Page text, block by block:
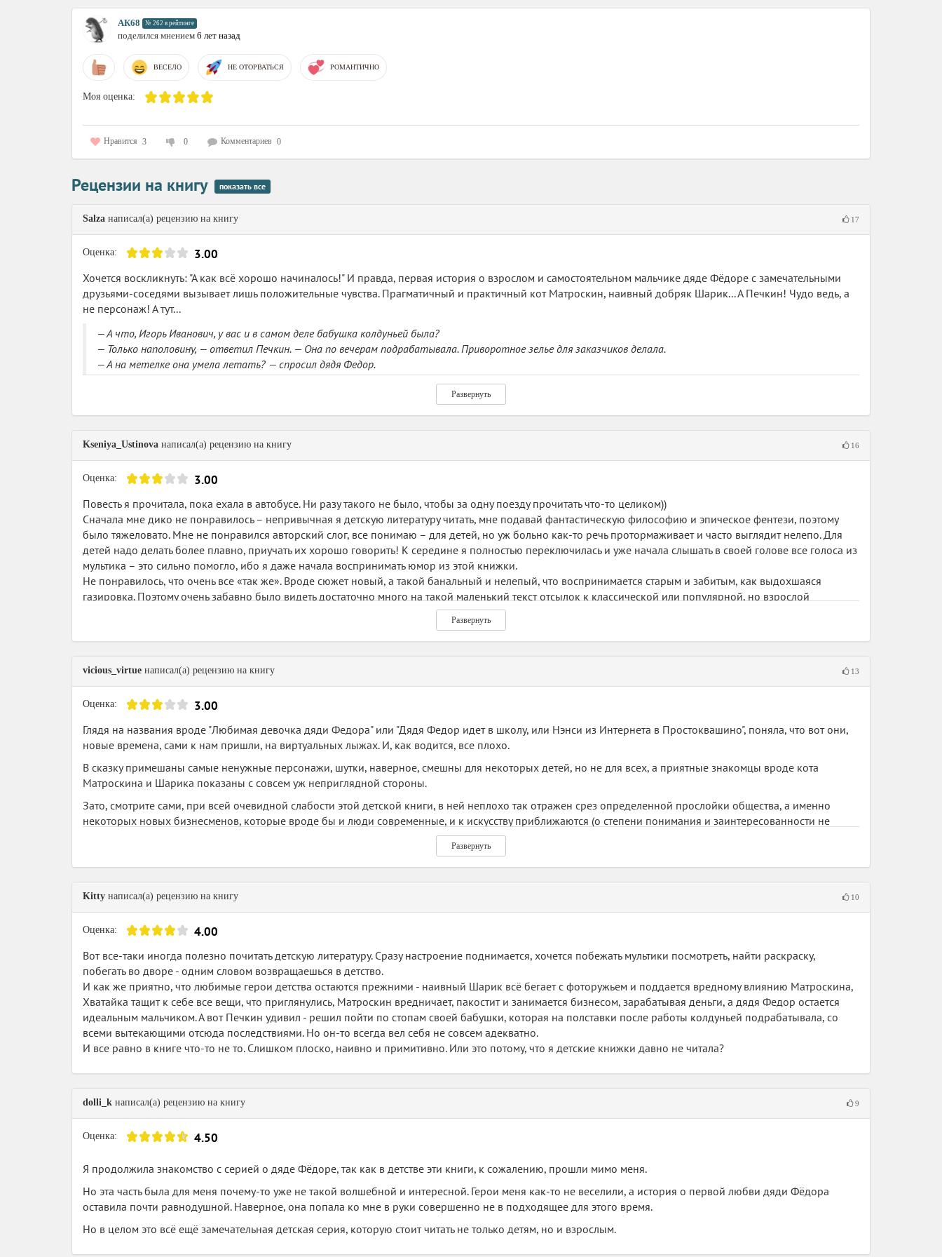
АК68 № 262 в рейтинге
поделился мнением 6 лет назад
ВЕСЕЛО НЕ ОТОРВАТЬСЯ РОМАНТИЧНО
Моя оценка:
Нравится 3 0 Комментариев 0
Рецензии на книгу показать все
Salza написал(а) рецензию на книгу 17
Оценка: 3.00
Хочется воскликнуть: "А как всё хорошо начиналось!" И правда, первая история о взрослом и самостоятельном мальчике дяде Фёдоре с замечательными
друзьями-соседями вызывает лишь положительные чувства. Прагматичный и практичный кот Матроскин, наивный добряк Шарик... А Печкин! Чудо ведь, а
не персонаж! А тут...
— А что, Игорь Иванович, у вас и в самом деле бабушка колдуньей была?
— Только наполовину, — ответил Печкин. — Она по вечерам подрабатывала. Приворотное зелье для заказчиков делала.
— А на метелке она умела летать? — спросил дядя Федор.
— Умела, — ответил Печкин. — Как же без этого. Но она редко летала. Только когда на партсобрания опаздывала. И летала она кое-как, плохо. Как ворона с
Представили себе Печкина, который сушит всякие травки и готовит отвары-привороты-отвороты? Нет? Вот и у меня не получилось.
Нет, конечно юмор тоже был. Простой и всем доступный юмор. Но мне его было маловато.
Я вот, когда молодой был, до пенсии, я в продавщицу Лиду Урусову пять раз влюблялся. Как товар хороший завозили.
Видимо, мне хотелось такого же юмора, как комарики в книге, чтоб точно устоять не удалось))
На комаров в этом году был большой урожай. Такие комары летали, что их можно было палкой сбивать, в корзину собирать и кур ими откармливать.
Когда на Печкина восемь комаров село, он упал.
Прочитано в рамках игрыШкольная вселенная .
Развернуть
Kseniya_Ustinova написал(а) рецензию на книгу 16
Оценка: 3.00
Повесть я прочитала, пока ехала в автобусе. Ни разу такого не было, чтобы за одну поезду прочитать что-то целиком))
Сначала мне дико не понравилось – непривычная я детскую литературу читать, мне подавай фантастическую философию и эпическое фентези, поэтому
было тяжеловато. Мне не понравился авторский слог, все понимаю – для детей, но уж больно как-то речь протормаживает и часто выглядит нелепо. Для
детей надо делать более плавно, приучать их хорошо говорить! К середине я полностью переключилась и уже начала слышать в своей голове все голоса из
мультика – это сильно помогло, ибо я даже начала воспринимать юмор из этой книжки.
Не понравилось, что очень все «так же». Вроде сюжет новый, а такой банальный и нелепый, что воспринимается старым и забитым, как выдохшаяся
газировка. Поэтому очень забавно было видеть достаточно много на такой маленький текст отсылок к классической или популярной, но взрослой
Развернуть
vicious_virtue написал(а) рецензию на книгу 13
Оценка: 3.00
Глядя на названия вроде "Любимая девочка дяди Федора" или "Дядя Федор идет в школу, или Нэнси из Интернета в Простоквашино", поняла, что вот они,
новые времена, сами к нам пришли, на виртуальных лыжах. И, как водится, все плохо.
В сказку примешаны самые ненужные персонажи, шутки, наверное, смешны для некоторых детей, но не для всех, а приятные знакомцы вроде кота
Матроскина и Шарика показаны с совсем уж неприглядной стороны.
Зато, смотрите сами, при всей очевидной слабости этой детской книги, в ней неплохо так отражен срез определенной прослойки общества, а именно
некоторых новых бизнесменов, которые вроде бы и люди современные, и к искусству приближаются (о степени понимания и заинтересованности не
будем), при этом в голове творится такая катавасия древних суеверий, что впору за голову хвататься. Опустим, что древние суеверия нужны товарищам
Матроскину и Шарику вообще для того, чтобы отвадить дядю Федора от девочки. Что теперь, это детская социальная сатира? Вряд ли. Скорее всего,
неудачная спекуляция на давно любимом Простоквашино.
Развернуть
Kitty написал(а) рецензию на книгу 10
Оценка: 4.00
Вот все-таки иногда полезно почитать детскую литературу. Сразу настроение поднимается, хочется побежать мультики посмотреть, найти раскраску,
побегать во дворе - одним словом возвращаешься в детство.
И как же приятно, что любимые герои детства остаются прежними - наивный Шарик всё бегает с фоторужьем и поддается вредному влиянию Матроскина,
Хватайка тащит к себе все вещи, что приглянулись, Матроскин вредничает, пакостит и занимается бизнесом, зарабатывая деньги, а дядя Федор остается
идеальным мальчиком. А вот Печкин удивил - решил пойти по стопам своей бабушки, которая на полставки после работы колдуньей подрабатывала, со
всеми вытекающими отсюда последствиями. Но он-то всегда вел себя не совсем адекватно.
И все равно в книге что-то не то. Слишком плоско, наивно и примитивно. Или это потому, что я детские книжки давно не читала?
dolli_k написал(а) рецензию на книгу 9
Оценка: 4.50
Я продолжила знакомство с серией о дяде Фёдоре, так как в детстве эти книги, к сожалению, прошли мимо меня.
Но эта часть была для меня почему-то уже не такой волшебной и интересной. Герои меня как-то не веселили, а история о первой любви дяди Фёдора
оставила почти равнодушной. Наверное, она попала ко мне в руки совершенно не в подходящее для этого время.
Но в целом это всё ещё замечательная детская серия, которую стоит читать не только детям, но и взрослым.